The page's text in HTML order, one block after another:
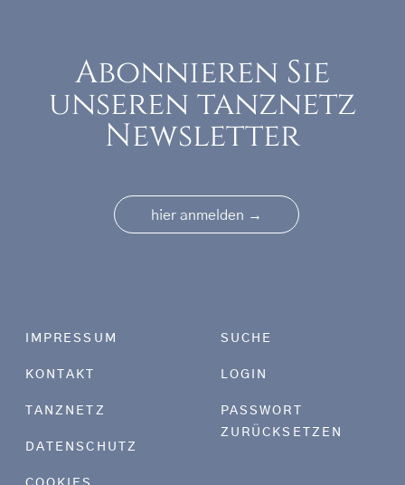
Abonnieren Sie
unseren tanznetz
Newsletter
hier anmelden →
Footer menu
IMPRESSUM
KONTAKT
TANZNETZ
DATENSCHUTZ
SUCHE
LOGIN
PASSWORT
ZURÜCKSETZEN